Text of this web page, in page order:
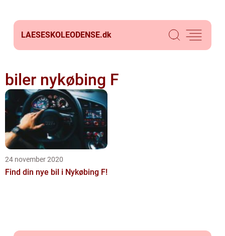
LAESESKOLEODENSE.dk
biler nykøbing F
24 november 2020
Find din nye bil i Nykøbing F!